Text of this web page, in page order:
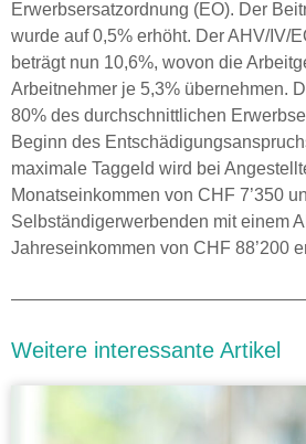
Erwerbsersatzordnung (EO). Der
wurde auf 0,5% erhöht. Der AHV/IV/
beträgt nun 10,6%, wovon die
Arbeitnehmer je 5,3% übernehmen.
80% des durchschnittlichen
Beginn des
maximale Taggeld wird bei
Monatseinkommen von CHF 7’350
Selbständigerwerbenden mit einem
Jahreseinkommen von CHF 88’200
Weitere interessante Artikel